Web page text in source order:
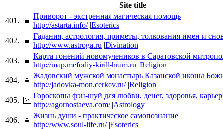
Site title
401.
Приворот - экстренная магическая помощь
http://astarta.info/ |Esoterics
402.
Гадания, астрология, приметы, толкования имен и
http://www.astroga.ru |Divination
403.
Карта гонений новомучеников в Саратовской
http://map.mefodiy-kirill-hram.ru |Religion
404.
Жадовский мужской монастырь Казанской иконы
http://jadovka-mon.cerkov.ru/ |Religion
405.
Гороскопы фэн-шуй для любви, денег, здоровья,
http://agornostaeva.com/ |Astrology
406.
Жизнь души - практическое самопознание
http://www.soul-life.ru/ |Esoterics